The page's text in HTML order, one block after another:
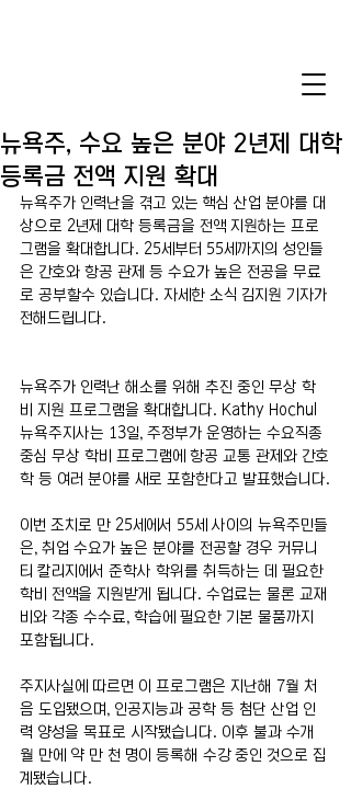
뉴욕주, 수요 높은 분야 2년제 대학
등록금 전액 지원 확대
뉴욕주가 인력난을 겪고 있는 핵심 산업 분야를 대
상으로 2년제 대학 등록금을 전액 지원하는 프로
그램을 확대합니다. 25세부터 55세까지의 성인들
은 간호와 항공 관제 등 수요가 높은 전공을 무료
로 공부할수 있습니다. 자세한 소식 김지원 기자가
전해드립니다.
뉴욕주가 인력난 해소를 위해 추진 중인 무상 학
비 지원 프로그램을 확대합니다. Kathy Hochul
뉴욕주지사는 13일, 주정부가 운영하는 수요직종
중심 무상 학비 프로그램에 항공 교통 관제와 간호
학 등 여러 분야를 새로 포함한다고 발표했습니다.
이번 조치로 만 25세에서 55세 사이의 뉴욕주민들
은, 취업 수요가 높은 분야를 전공할 경우 커뮤니
티 칼리지에서 준학사 학위를 취득하는 데 필요한
학비 전액을 지원받게 됩니다. 수업료는 물론 교재
비와 각종 수수료, 학습에 필요한 기본 물품까지
포함됩니다.
주지사실에 따르면 이 프로그램은 지난해 7월 처
음 도입됐으며, 인공지능과 공학 등 첨단 산업 인
력 양성을 목표로 시작됐습니다. 이후 불과 수개
월 만에 약 만 천 명이 등록해 수강 중인 것으로 집
계됐습니다.